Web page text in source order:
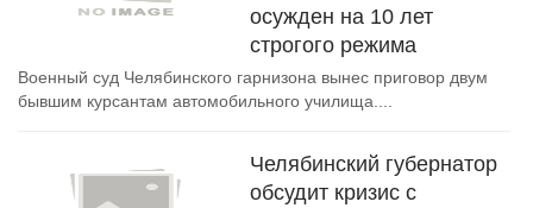
осужден на 10 лет
строгого режима
Военный суд Челябинского гарнизона вынес приговор двум
бывшим курсантам автомобильного училища....
Челябинский губернатор
обсудит кризис с